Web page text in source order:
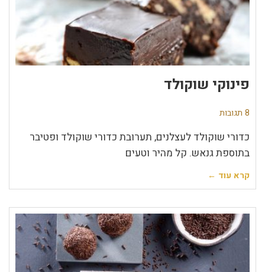
פינוקי שוקולד
8 תגובות
כדורי שוקולד לעצלנים, תערובת כדורי שוקולד ופטיבר
בתוספת גנאש. קל מהיר וטעים
קרא עוד ←